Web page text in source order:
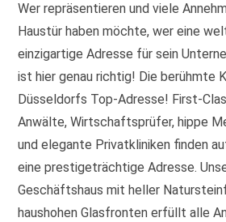
Wer repräsentieren und viele
Haustür haben möchte, wer eine
einzigartige Adresse für sein
ist hier genau richtig! Die berühmte
Düsseldorfs Top-Adresse! First-
Anwälte, Wirtschaftsprüfer, hippe
und elegante Privatkliniken finden
eine prestigeträchtige Adresse.
Geschäftshaus mit heller
haushohen Glasfronten erfüllt alle